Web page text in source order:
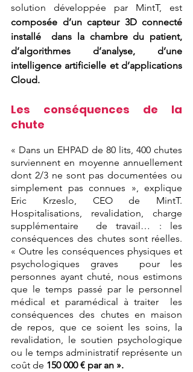
composée d’un capteur 3D connecté
installé  dans la chambre du patient,
d’algorithmes d’analyse, d’une
intelligence artificielle et d’applications
Cloud.
Les conséquences de la
chute
« Dans un EHPAD de 80 lits, 400 chutes
surviennent en moyenne annuellement
dont 2/3 ne sont pas documentées ou
simplement pas connues », explique
Eric Krzeslo, CEO de MintT.
Hospitalisations, revalidation, charge
supplémentaire  de travail… : les
conséquences des chutes sont réelles.
« Outre les conséquences physiques et
psychologiques graves  pour les
personnes ayant chuté, nous estimons
que le temps passé par le personnel
médical et paramédical à traiter  les
conséquences des chutes en maison
de repos, que ce soient les soins, la
revalidation, le soutien psychologique
ou le temps administratif représente un
coût de 150 000 € par an ».